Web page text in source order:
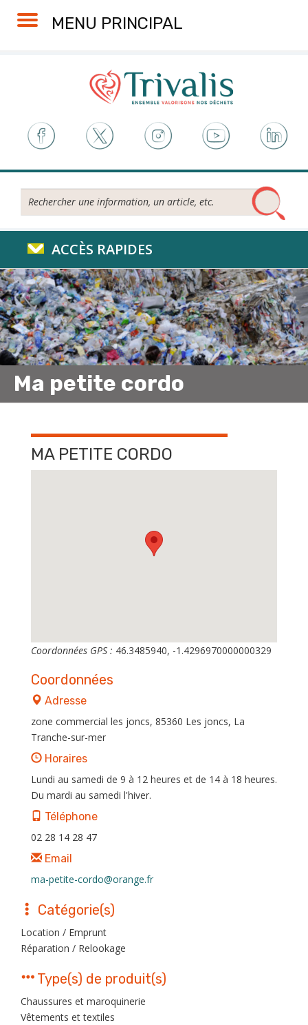
MENU PRINCIPAL
Rechercher...
ACCÈS RAPIDES
Ma petite cordo
MA PETITE CORDO
Coordonnées GPS : 46.3485940, -1.4296970000000329
Coordonnées
Adresse
zone commercial les joncs, 85360 Les joncs, La
Tranche-sur-mer
Horaires
Lundi au samedi de 9 à 12 heures et de 14 à 18 heures.
Du mardi au samedi l'hiver.
Téléphone
02 28 14 28 47
Email
ma-petite-cordo@orange.fr
Catégorie(s)
Location / Emprunt
Réparation / Relookage
Type(s) de produit(s)
Chaussures et maroquinerie
Vêtements et textiles